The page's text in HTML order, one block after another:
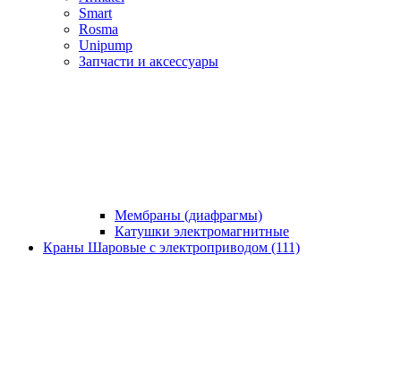
Smart
Rosma
Unipump
Запчасти и аксессуары
Мембраны (диафрагмы)
Катушки электромагнитные
Краны Шаровые с электроприводом (111)